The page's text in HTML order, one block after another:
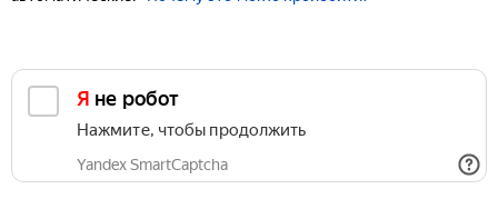
Я не робот
Нажмите, чтобы продолжить
Yandex SmartCaptcha